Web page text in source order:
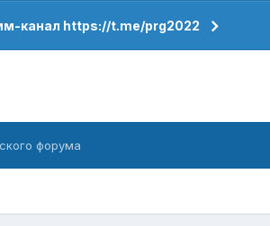
канал https://t.me/prg2022
форума